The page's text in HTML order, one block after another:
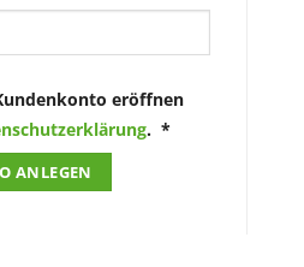
eröffnen
. *Erforderlich
ANLEGEN